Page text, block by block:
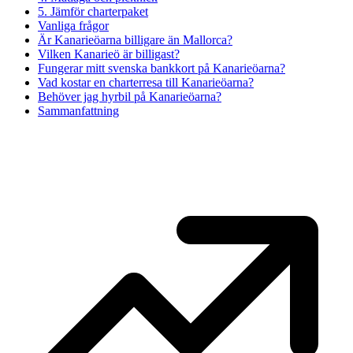
5. Jämför charterpaket
Vanliga frågor
Är Kanarieöarna billigare än Mallorca?
Vilken Kanarieö är billigast?
Fungerar mitt svenska bankkort på Kanarieöarna?
Vad kostar en charterresa till Kanarieöarna?
Behöver jag hyrbil på Kanarieöarna?
Sammanfattning